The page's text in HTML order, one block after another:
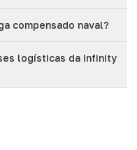
compensado naval?
logísticas da Infinity